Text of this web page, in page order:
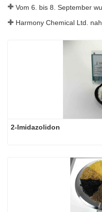
2-Imidazolidon